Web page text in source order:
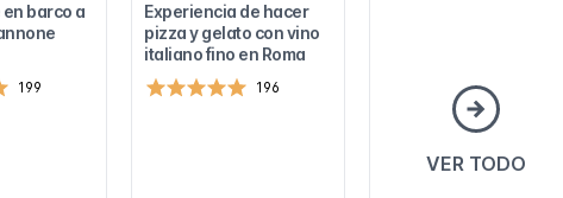
barco a
199
Experiencia de hacer
pizza y gelato con vino
italiano fino en Roma
196
VER TODO